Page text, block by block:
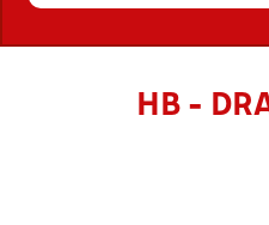
HB -